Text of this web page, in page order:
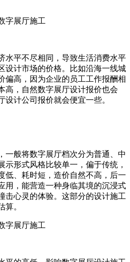
水平不尽相同，导致生活消费水平
设计市场的价格。比如沿海一线城
偏高，因为企业的员工工作报酬相
高，自然数字展厅设计报价也会
计公司报价就会便宜一些。
一般将数字展厅档次分为普通、中
示形式风格比较单一，偏于传统，
低、耗时短，造价自然不高，后一
用，能营造一种身临其境的沉浸式
击心灵的体验。这部分的设计施工
算。